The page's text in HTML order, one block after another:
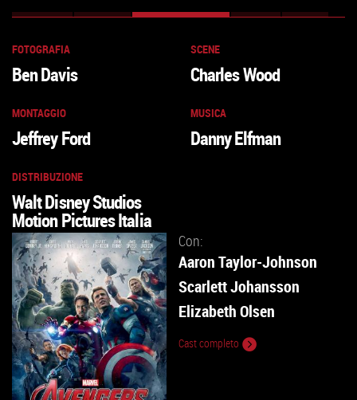
ATTIVA)
FOTOGRAFIA
Ben Davis
SCENE
Charles Wood
MONTAGGIO
Jeffrey Ford
MUSICA
Danny Elfman
DISTRIBUZIONE
Walt Disney Studios
Motion Pictures Italia
Con:
Aaron Taylor-Johnson
Scarlett Johansson
Elizabeth Olsen
Cast completo